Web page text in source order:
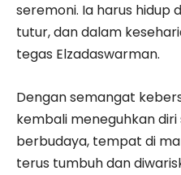
seremoni. Ia harus hidup
tutur, dan dalam
tegas Elzadaswarman.
Dengan semangat
kembali meneguhkan
berbudaya, tempat di
terus tumbuh dan